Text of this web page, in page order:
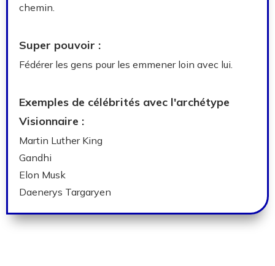
chemin.
Super pouvoir :
Fédérer les gens pour les emmener loin avec lui.
Exemples de célébrités avec l'archétype
Visionnaire :
Martin Luther King
Gandhi
Elon Musk
Daenerys Targaryen